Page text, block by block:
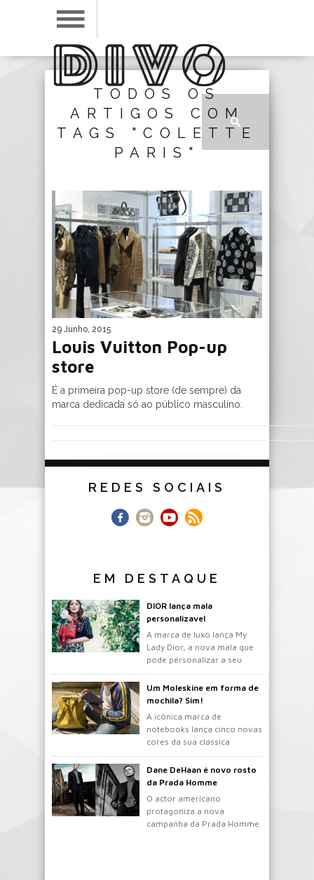
TODOS OS
ARTIGOS COM
TAGS "COLETTE
PARIS"
29 Junho, 2015
Louis Vuitton Pop-up
store
É a primeira pop-up store (de sempre) da
marca dedicada só ao público masculino.
REDES SOCIAIS
EM DESTAQUE
DIOR lança mala
personalizavel
A marca de luxo lança My
Lady Dior, a nova mala que
pode personalizar a seu
gosto.
Um Moleskine em forma de
mochila? Sim!
A icónica marca de
notebooks lança cinco novas
cores da sua clássica
mochila.
Dane DeHaan é novo rosto
da Prada Homme
O actor americano
protagoniza a nova
campanha da Prada Homme.